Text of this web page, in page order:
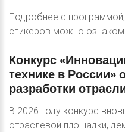
Подробнее с
спикеров можно
Конкурс
технике в России»
разработки
В 2026 году конкурс
отраслевой площадки,